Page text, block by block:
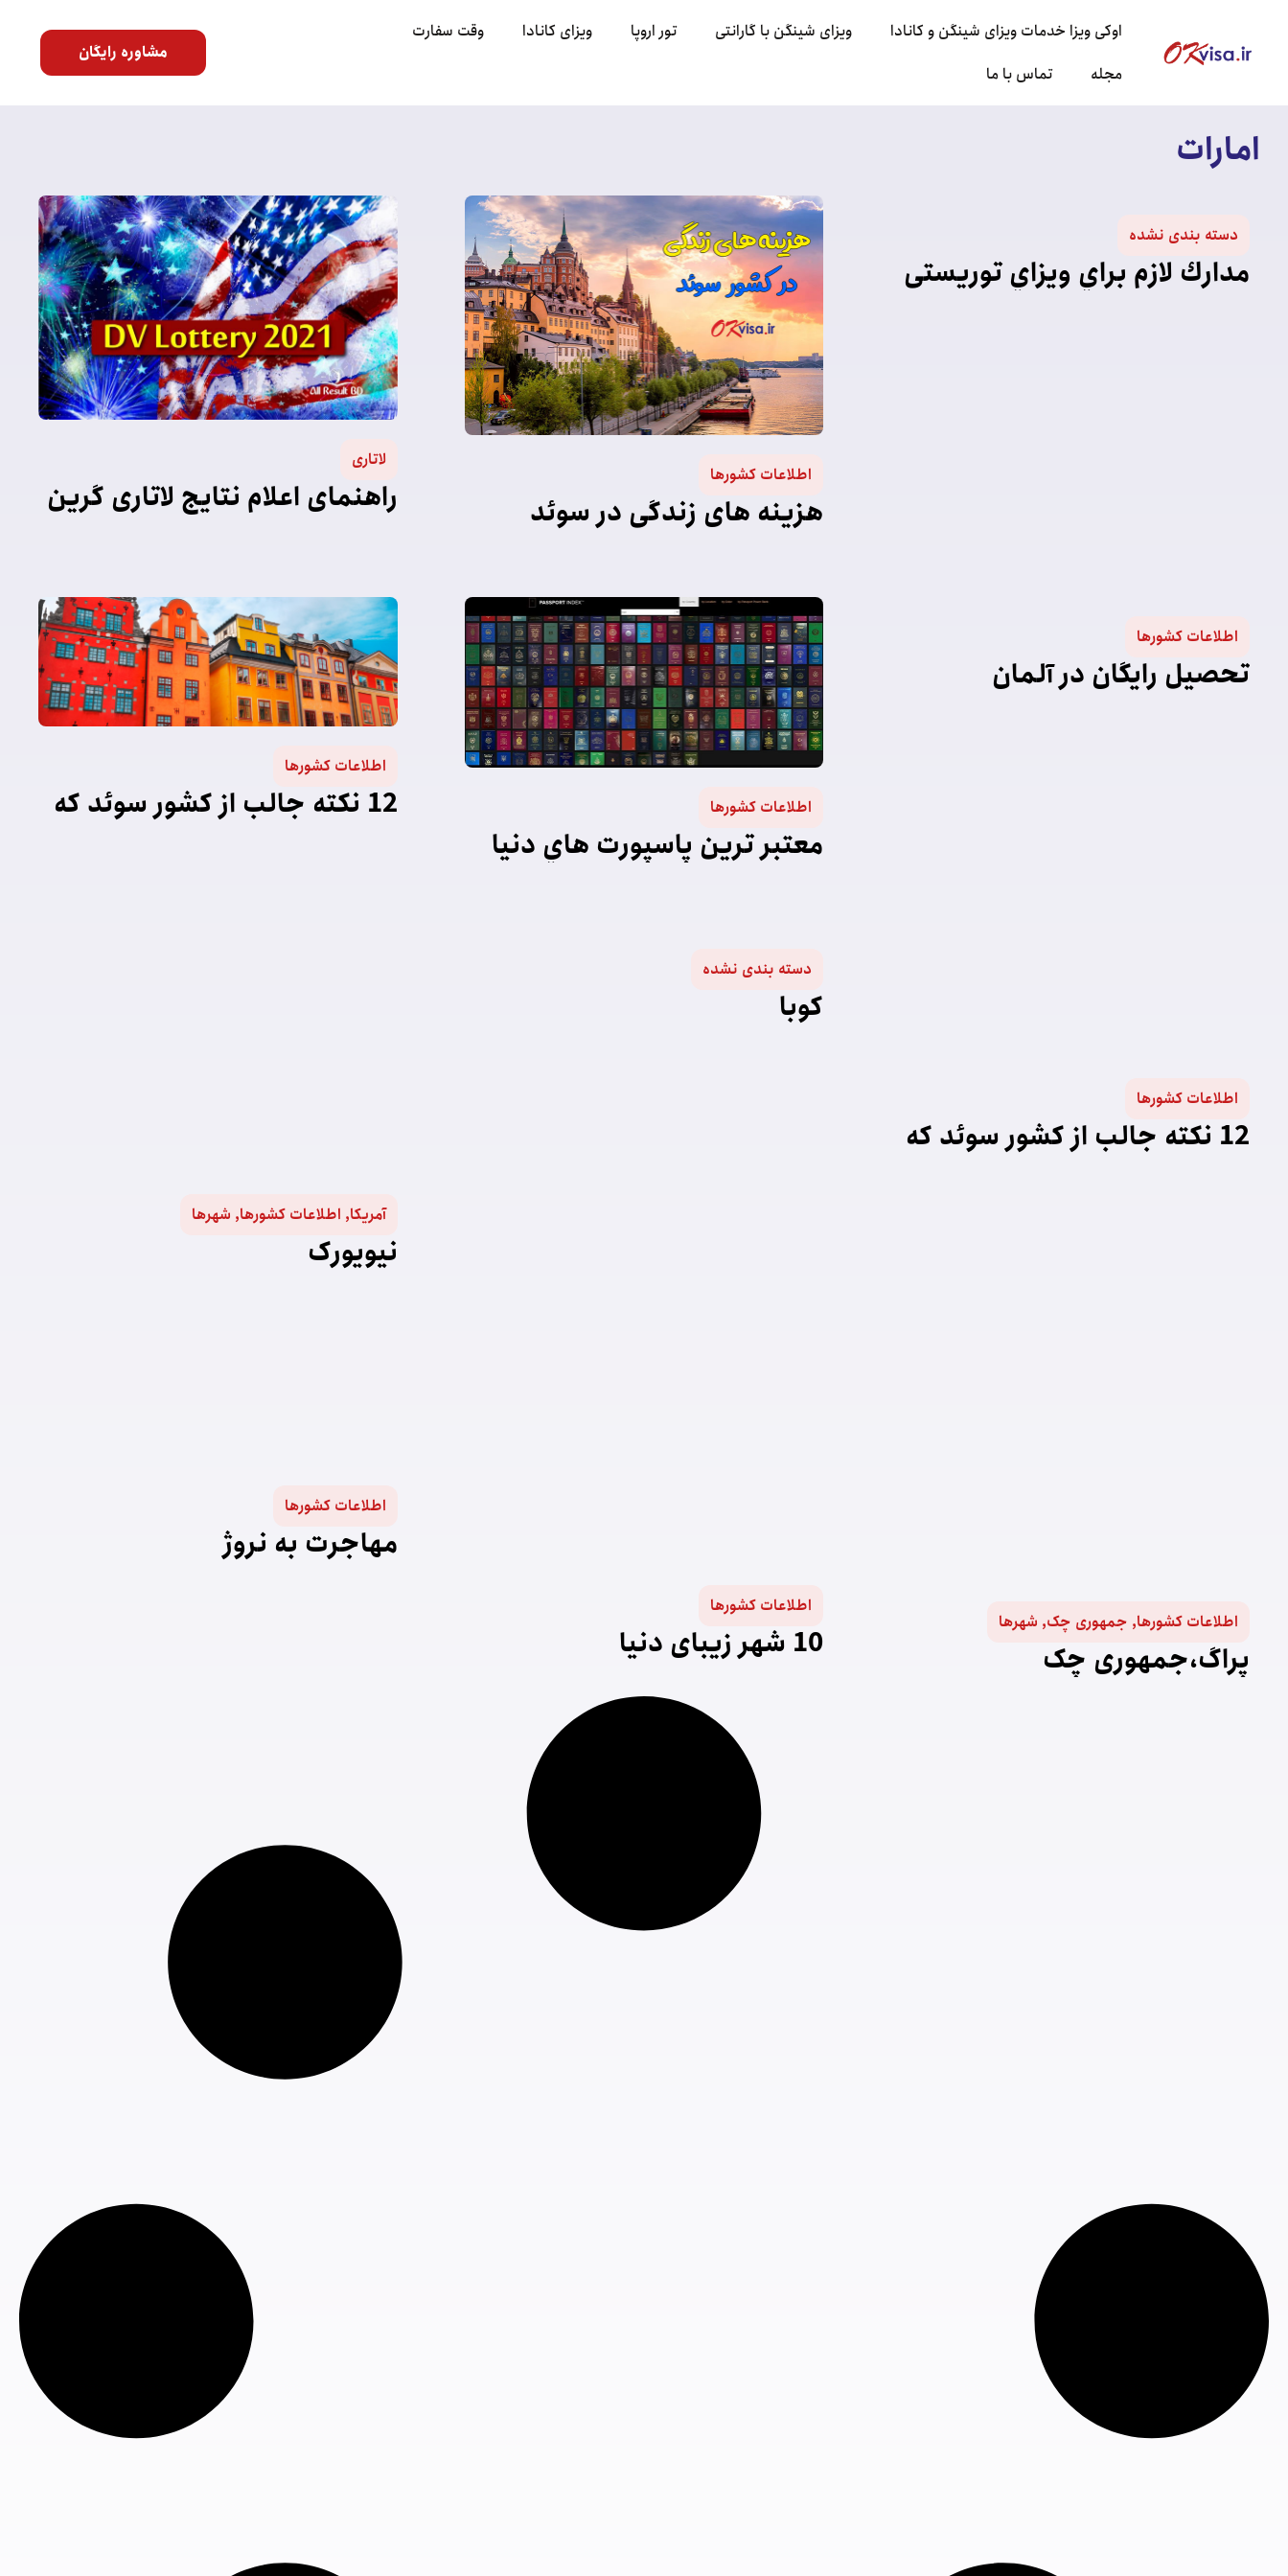
اوکی ویزا خدمات ویزای شینگن و کانادا ویزای شینگن با گارانتی تور اروپا ویزای کانادا
وقت سفارت
مجله
تماس با ما
مشاوره رایگان
امارات
دسته‌ بندی نشده
مدارك لازم براي ويزاي توریستی
اطلاعات کشورها
هزینه های زندگی در سوئد
لاتاری
راهنمای اعلام نتایج لاتاری گرین
اطلاعات کشورها
تحصیل رایگان در آلمان
اطلاعات کشورها
معتبر ترين پاسپورت هاي دنيا
اطلاعات کشورها
12 نکته جالب از کشور سوئد که
اطلاعات کشورها
12 نکته جالب از کشور سوئد که
دسته‌ بندی نشده
کوبا
آمریکا, اطلاعات کشورها, شهرها
نیویورک
اطلاعات کشورها, جمهوری چک, شهرها
پراگ،جمهوری چک
اطلاعات کشورها
10 شهر زیبای دنیا
اطلاعات کشورها
مهاجرت به نروژ